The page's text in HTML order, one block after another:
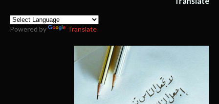
Powered by Translate